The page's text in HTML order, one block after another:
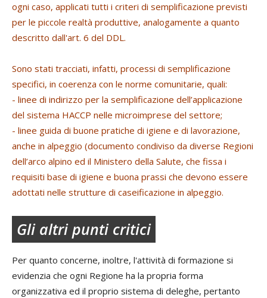
ogni caso, applicati tutti i criteri di semplificazione previsti
per le piccole realtà produttive, analogamente a quanto
descritto dall'art. 6 del DDL.
Sono stati tracciati, infatti, processi di semplificazione
specifici, in coerenza con le norme comunitarie, quali:
- linee di indirizzo per la semplificazione dell’applicazione
del sistema HACCP nelle microimprese del settore;
- linee guida di buone pratiche di igiene e di lavorazione,
anche in alpeggio (documento condiviso da diverse Regioni
dell’arco alpino ed il Ministero della Salute, che fissa i
requisiti base di igiene e buona prassi che devono essere
adottati nelle strutture di caseificazione in alpeggio.
Gli altri punti critici
Per quanto concerne, inoltre, l'attività di formazione si
evidenzia che ogni Regione ha la propria forma
organizzativa ed il proprio sistema di deleghe, pertanto